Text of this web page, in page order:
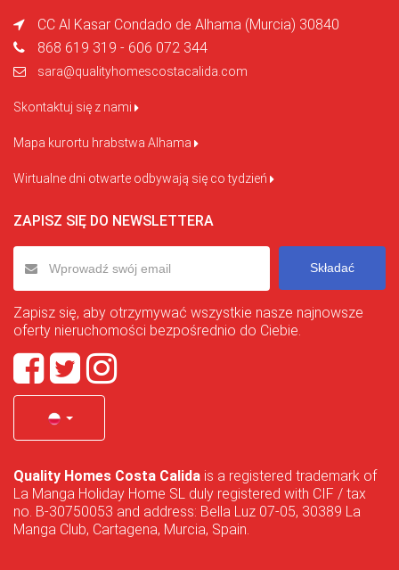
CC Al Kasar Condado de Alhama (Murcia) 30840
868 619 319 - 606 072 344
sara@qualityhomescostacalida.com
Skontaktuj się z nami
Mapa kurortu hrabstwa Alhama
Wirtualne dni otwarte odbywają się co tydzień
ZAPISZ SIĘ DO NEWSLETTERA
Składać
Zapisz się, aby otrzymywać wszystkie nasze najnowsze
oferty nieruchomości bezpośrednio do Ciebie.
Quality Homes Costa Calida is a registered trademark of
La Manga Holiday Home SL duly registered with CIF / tax
no. B-30750053 and address: Bella Luz 07-05, 30389 La
Manga Club, Cartagena, Murcia, Spain.